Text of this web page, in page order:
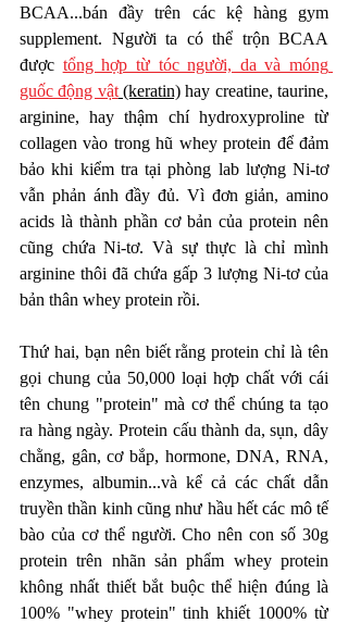
BCAA...bán đầy trên các kệ hàng gym
supplement. Người ta có thể trộn BCAA
được tổng hợp từ tóc người, da và móng
guốc động vật (keratin) hay creatine, taurine,
arginine, hay thậm chí hydroxyproline từ
collagen vào trong hũ whey protein để đảm
bảo khi kiểm tra tại phòng lab lượng Ni-tơ
vẫn phản ánh đầy đủ. Vì đơn giản, amino
acids là thành phần cơ bản của protein nên
cũng chứa Ni-tơ. Và sự thực là chỉ mình
arginine thôi đã chứa gấp 3 lượng Ni-tơ của
bản thân whey protein rồi.
Thứ hai, bạn nên biết rằng protein chỉ là tên
gọi chung của 50,000 loại hợp chất với cái
tên chung "protein" mà cơ thể chúng ta tạo
ra hàng ngày. Protein cấu thành da, sụn, dây
chằng, gân, cơ bắp, hormone, DNA, RNA,
enzymes, albumin...và kể cả các chất dẫn
truyền thần kinh cũng như hầu hết các mô tế
bào của cơ thể người. Cho nên con số 30g
protein trên nhãn sản phẩm whey protein
không nhất thiết bắt buộc thể hiện đúng là
100% "whey protein" tinh khiết 1000% từ